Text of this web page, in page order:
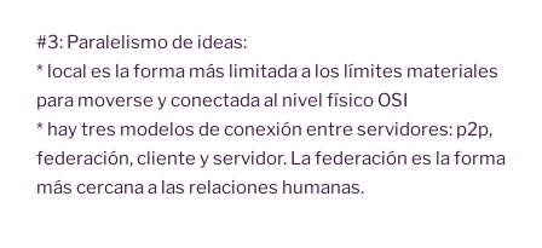
#3: Paralelismo de ideas:
* local es la forma más limitada a los límites materiales
para moverse y conectada al nivel físico OSI
* hay tres modelos de conexión entre servidores: p2p,
federación, cliente y servidor. La federación es la forma
más cercana a las relaciones humanas.